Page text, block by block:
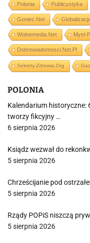
Polonia Publicystyka
Goniec.net
Wolnemedia.net Mysl-
Dobrewiadomosci.net.pl
Sekrety-Zdrowia.org
POLONIA
Kalendarium historyczne:
tworzy fikcyjny …
6 sierpnia 2026
Ksiądz wezwał do
5 sierpnia 2026
Chrześcijanie pod
5 sierpnia 2026
Rządy POPiS niszczą
5 sierpnia 2026